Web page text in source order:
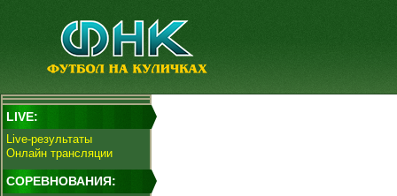
LIVE:
Live-результаты
Онлайн трансляции
СОРЕВНОВАНИЯ: